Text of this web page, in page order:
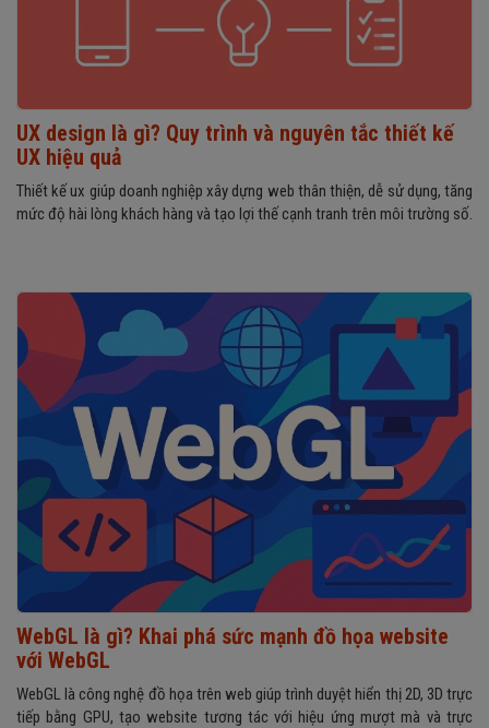
UX design là gì? Quy trình và nguyên tắc thiết kế
UX hiệu quả
Thiết kế ux giúp doanh nghiệp xây dựng web thân thiện, dễ sử dụng, tăng
mức độ hài lòng khách hàng và tạo lợi thế cạnh tranh trên môi trường số.
WebGL là gì? Khai phá sức mạnh đồ họa website
với WebGL
WebGL là công nghệ đồ họa trên web giúp trình duyệt hiển thị 2D, 3D trực
tiếp bằng GPU, tạo website tương tác với hiệu ứng mượt mà và trực